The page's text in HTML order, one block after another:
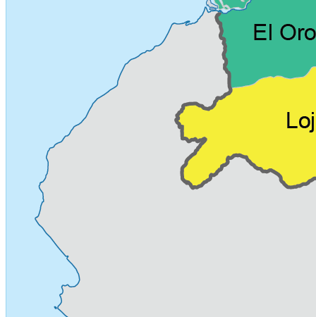
Transparencia Activa
Transparencia Focalizada
Transparencia
Colaborativ
Octubre
Transparencia Activa
Transparencia Focalizada
Colaborativ
Transparencia Activa
Transparencia Focalizada
Transparencia
Colaborativ